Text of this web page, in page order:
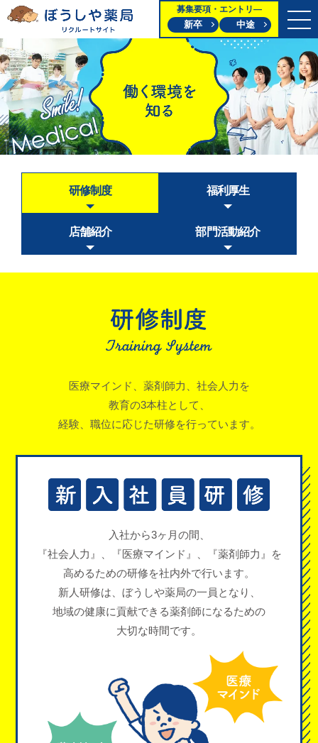
募集要項・エントリ―
新卒 中途
研修制度 福利厚生
店舗紹介 部門活動紹介
医療マインド、薬剤師力、社会人力を
教育の3本柱として、
経験、職位に応じた研修を行っています。
入社から3ヶ月の間、
『社会人力』、
『医療マインド』、 『薬剤師力』
を
高めるための研修を社内外で行います。
新人研修は、 ぼうしや薬局の一員となり、
地域の健康に貢献できる薬剤師になるための
大切な時間です。